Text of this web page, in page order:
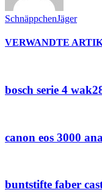
SchnäppchenJäger
VERWANDTE
bosch serie 4
canon eos 3000
buntstifte faber